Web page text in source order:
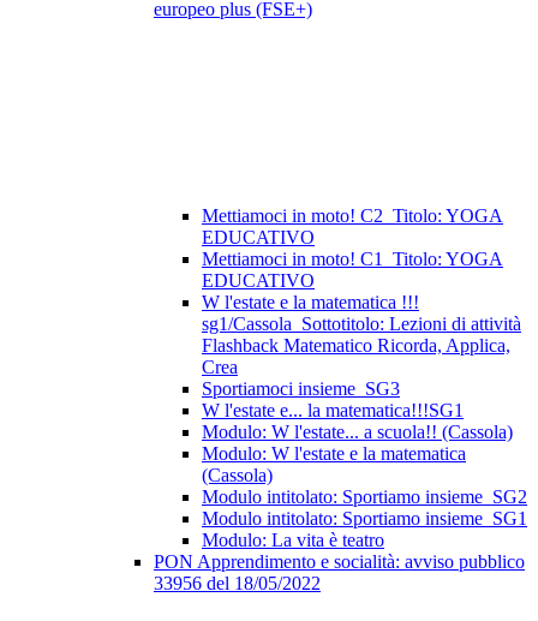
europeo plus (FSE+)
Mettiamoci in moto! C2_Titolo: YOGA
EDUCATIVO
Mettiamoci in moto! C1_Titolo: YOGA
EDUCATIVO
W l'estate e la matematica !!!
sg1/Cassola_Sottotitolo: Lezioni di attività
Flashback Matematico Ricorda, Applica,
Crea
Sportiamoci insieme_SG3
W l'estate e... la matematica!!!SG1
Modulo: W l'estate... a scuola!! (Cassola)
Modulo: W l'estate e la matematica
(Cassola)
Modulo intitolato: Sportiamo insieme_SG2
Modulo intitolato: Sportiamo insieme_SG1
Modulo: La vita è teatro
PON Apprendimento e socialità: avviso pubblico
33956 del 18/05/2022